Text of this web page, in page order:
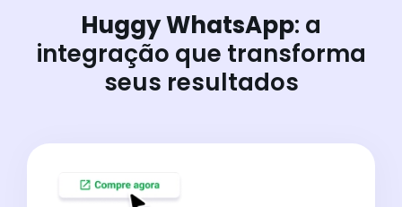
Huggy WhatsApp: a
integração que transforma
seus resultados